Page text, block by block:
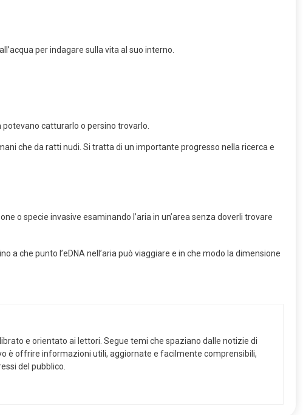
per indagare sulla vita al suo interno.
potevano catturarlo o persino trovarlo.
che da ratti nudi. Si tratta di un importante progresso nella ricerca e
o specie invasive esaminando l’aria in un’area senza doverli trovare
a che punto l’eDNA nell’aria può viaggiare e in che modo la dimensione
e orientato ai lettori. Segue temi che spaziano dalle notizie di
è offrire informazioni utili, aggiornate e facilmente comprensibili,
del pubblico.